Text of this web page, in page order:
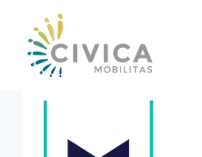
content